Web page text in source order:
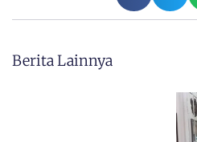
Berita Lainnya